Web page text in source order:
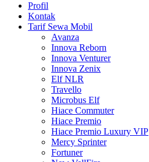
Profil
Kontak
Tarif Sewa Mobil
Avanza
Innova Reborn
Innova Venturer
Innova Zenix
Elf NLR
Travello
Microbus Elf
Hiace Commuter
Hiace Premio
Hiace Premio Luxury VIP
Mercy Sprinter
Fortuner